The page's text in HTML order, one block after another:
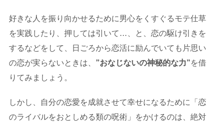
好きな人を振り向かせるために男心をくすぐるモテ仕草
を実践したり、押しては引いて…、と、恋の駆け引きを
するなどをして、日ごろから恋活に励んでいても片思い
の恋が実らないときは、 ”おなじないの神秘的な力”を借
りてみましょう。
しかし、自分の恋愛を成就させて幸せになるために「恋
のライバルをおとしめる類の呪術」をかけるのは、絶対